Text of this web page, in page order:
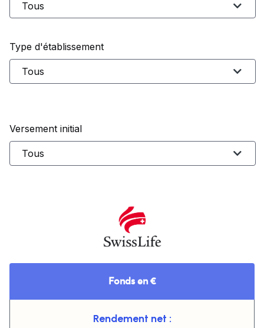
Type d'établissement
Versement initial
Fonds en €
Rendement net :